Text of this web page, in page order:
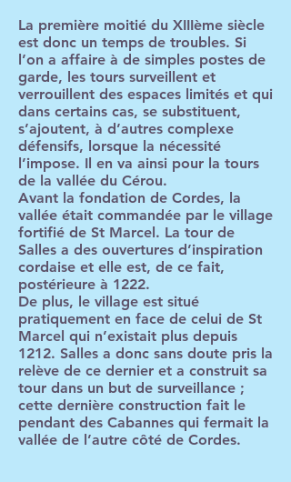
La première moitié du XIIIème siècle
est donc un temps de troubles. Si
l’on a affaire à de simples postes de
garde, les tours surveillent et
verrouillent des espaces limités et qui
dans certains cas, se substituent,
s’ajoutent, à d’autres complexe
défensifs, lorsque la nécessité
l’impose. Il en va ainsi pour la tours
de la vallée du Cérou.
Avant la fondation de Cordes, la
vallée était commandée par le village
fortifié de St Marcel. La tour de
Salles a des ouvertures d’inspiration
cordaise et elle est, de ce fait,
postérieure à 1222.
De plus, le village est situé
pratiquement en face de celui de St
Marcel qui n’existait plus depuis
1212. Salles a donc sans doute pris la
relève de ce dernier et a construit sa
tour dans un but de surveillance ;
cette dernière construction fait le
pendant des Cabannes qui fermait la
vallée de l’autre côté de Cordes.